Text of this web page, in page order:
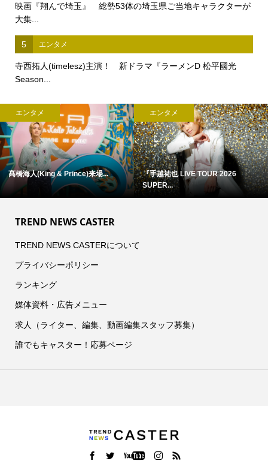
映画『翔んで埼玉』 総勢53体の埼玉県ご当地キャラクターが
大集...
5 エンタメ
寺西拓人(timelesz)主演！ 新ドラマ『ラーメンD 松平國光
Season...
エンタメ
髙橋海人(King & Prince)来場...
エンタメ
『手越祐也 LIVE TOUR 2026
SUPER...
TREND NEWS CASTER
TREND NEWS CASTERについて
プライバシーポリシー
ランキング
媒体資料・広告メニュー
求人（ライター、編集、動画編集スタッフ募集）
誰でもキャスター！応募ページ